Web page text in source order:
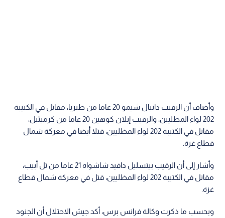
وأضاف أن الرقيب دانيال شيمو 20 عاما من طبريا، مقاتل في الكتيبة
202 لواء المظليين، والرقيب إيلان كوهين 20 عاما من كرميئيل،
مقاتل في الكتيبة 202 لواء المظليين، قتلا أيضا في معركة شمال
قطاع غزة.
وأشار إلى أن الرقيب بيتسليل دافيد شاشواه 21 عاما من تل أبيب،
مقاتل في الكتيبة 202 لواء المظليين، قتل في معركة شمال قطاع
غزة.
وبحسب ما ذكرت وكالة فرانس برس، أكد جيش الاحتلال أن الجنود